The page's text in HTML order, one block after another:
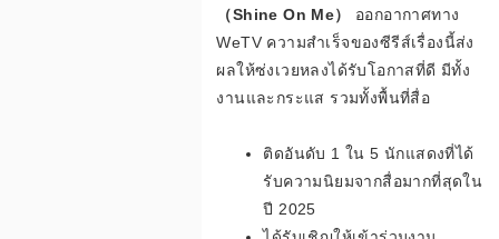
（Shine On Me）
ออกอากาศทาง
WeTV ความสำเร็จของซีรีส์เรื่องนี้ส่ง
ผลให้ซ่งเวยหลงได้รับโอกาสที่ดี มีทั้ง
งานและกระแส รวมทั้งพื้นที่สื่อ
ติดอันดับ 1 ใน 5 นักแสดงที่ได้
รับความนิยมจากสื่อมากที่สุดใน
ปี 2025